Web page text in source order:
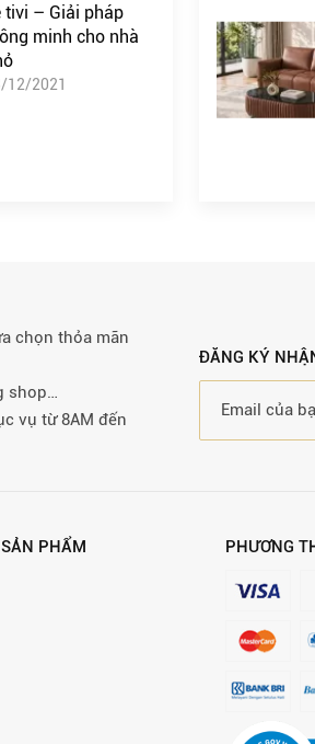
tivi – Giải pháp
minh cho nhà
12/2021
chọn thỏa mãn
shop…
vụ từ 8AM đến
ĐĂNG KÝ
PHẨM PHƯƠNG